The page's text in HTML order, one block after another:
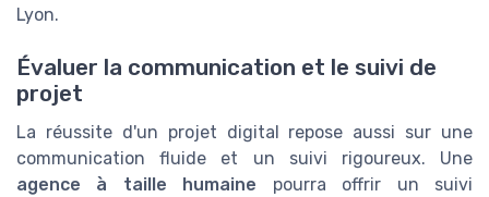
Lyon.
Évaluer la communication et le suivi de
projet
La réussite d'un projet digital repose aussi sur une
communication fluide et un suivi rigoureux. Une
agence à taille humaine pourra offrir un suivi